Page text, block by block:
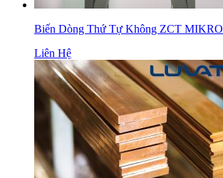
Biến Dòng Thứ Tự Không ZCT MIKRO
Liên Hệ